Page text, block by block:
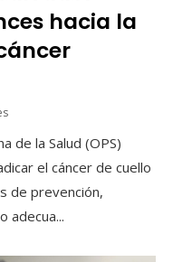
hacia la
de la Salud (OPS)
el cáncer de cuello
de prevención,
adecua...